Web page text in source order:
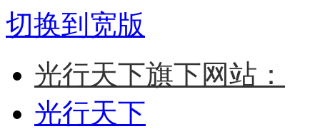
切换到宽版
光行天下旗下网站：
光行天下